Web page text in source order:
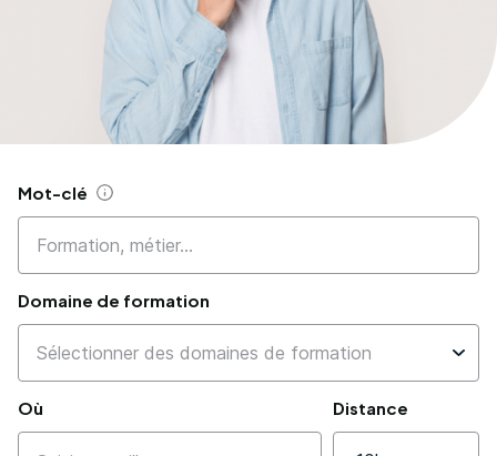
Mot-clé Aide
Domaine de formation
Où Distance